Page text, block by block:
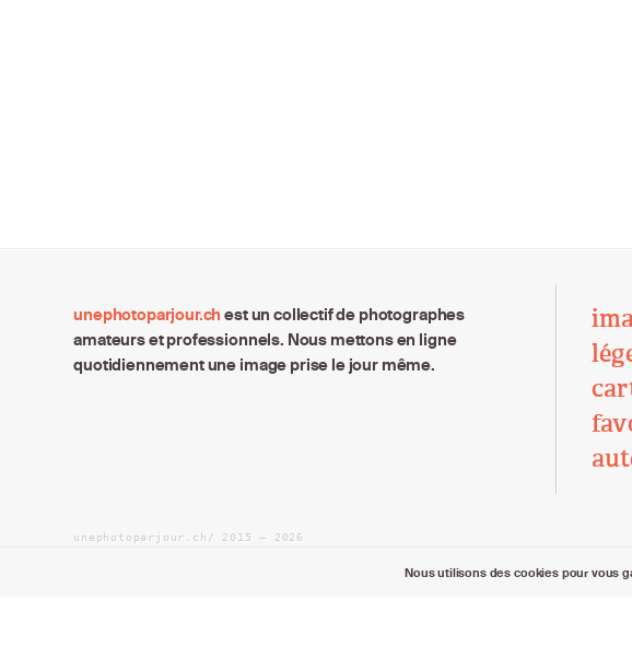
unephotoparjour.ch est un collectif de photographes
amateurs et professionnels. Nous mettons en ligne
quotidiennement une image prise le jour même.
unephotoparjour.ch/ 2015 – 2026
Nous utilisons des cookies pour vous